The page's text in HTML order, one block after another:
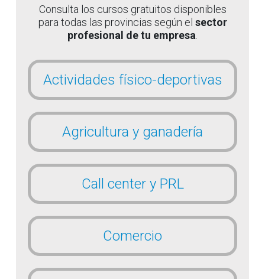
Consulta los cursos gratuitos disponibles
para todas las provincias según el sector
profesional de tu empresa.
Actividades físico-deportivas
Agricultura y ganadería
Call center y PRL
Comercio